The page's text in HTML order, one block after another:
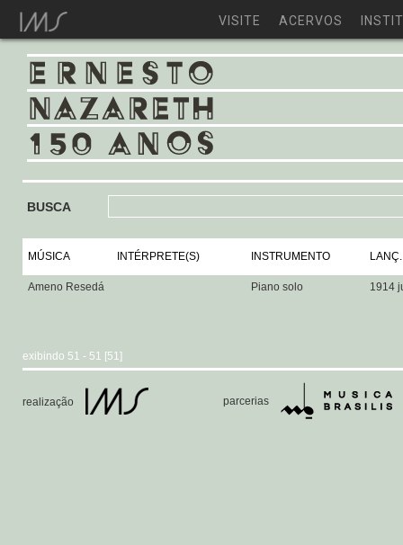
VISITE ACERVOS
BUSCA
MÚSICA INTÉRPRETE(S) INSTRUMENTO LANÇ.
Ameno Resedá Piano solo 1914
exibindo 51 - 51 [51]
realização parcerias